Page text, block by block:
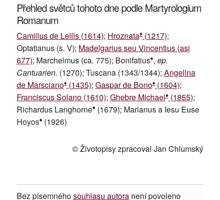
Přehled světců tohoto dne podle Martyrologium
Romanum
Camillus de Lellis (1614); Hroznata♦(1217);
Optatianus (s. V); Madelgarius seu Vincentius (asi
677); Marchelmus (ca. 775); Bonifatius♦, ep.
Cantuarien. (1270); Tuscana (1343/1344); Angelina
de Marsciano♦(1435); Gaspar de Bono♦(1604);
Franciscus Solano (1610); Ghebre Michael♦(1855);
Richardus Langhorne♦(1679); Marianus a Iesu Euse
Hoyos♦(1926)
© Životopisy zpracoval Jan Chlumský
Bez písemnéhosouhlasu autoranení povoleno